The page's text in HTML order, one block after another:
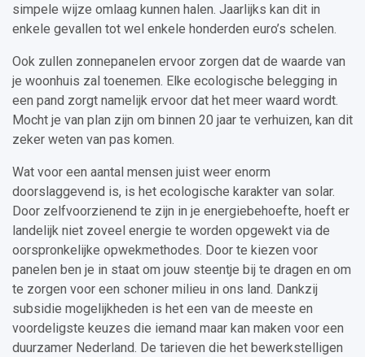
simpele wijze omlaag kunnen halen. Jaarlijks kan dit in
enkele gevallen tot wel enkele honderden euro’s schelen.
Ook zullen zonnepanelen ervoor zorgen dat de waarde van
je woonhuis zal toenemen. Elke ecologische belegging in
een pand zorgt namelijk ervoor dat het meer waard wordt.
Mocht je van plan zijn om binnen 20 jaar te verhuizen, kan dit
zeker weten van pas komen.
Wat voor een aantal mensen juist weer enorm
doorslaggevend is, is het ecologische karakter van solar.
Door zelfvoorzienend te zijn in je energiebehoefte, hoeft er
landelijk niet zoveel energie te worden opgewekt via de
oorspronkelijke opwekmethodes. Door te kiezen voor
panelen ben je in staat om jouw steentje bij te dragen en om
te zorgen voor een schoner milieu in ons land. Dankzij
subsidie mogelijkheden is het een van de meeste en
voordeligste keuzes die iemand maar kan maken voor een
duurzamer Nederland. De tarieven die het bewerkstelligen